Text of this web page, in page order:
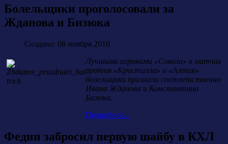
Болельщики проголосовали за
Жданова и Бизюка
Создано: 08 ноября 2010
Лучшими игроками «Сокола» в матчах
против «Кристалла» и «Алтая»
болельщики признали соответственно
Ивана Жданова и Константина
Бизюка.
Подробнее...
Федин забросил первую шайбу в КХЛ